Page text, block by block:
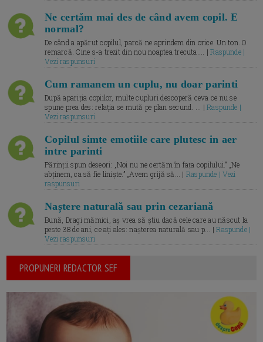
Ne certăm mai des de când avem copil. E
normal?
De când a apărut copilul, parcă ne aprindem din orice. Un ton. O
remarcă. Cine s-a trezit din nou noaptea trecuta.... |Raspunde |
Vezi raspunsuri
Cum ramanem un cuplu, nu doar parinti
După apariția copiilor, multe cupluri descoperă ceva ce nu se
spune prea des: relația se mută pe plan secund. ... |Raspunde |
Vezi raspunsuri
Copilul simte emotiile care plutesc in aer
intre parinti
Părinții spun deseori: „Noi nu ne certăm în fața copilului.” „Ne
abținem, ca să fie liniște.” „Avem grijă să... | Raspunde | Vezi
raspunsuri
Naștere naturală sau prin cezariană
Bună, Dragi mămici, aș vrea să știu dacă cele care au născut la
peste 38 de ani, ce ați ales: nașterea naturală sau p... |Raspunde |
Vezi raspunsuri
PROPUNERI REDACTOR SEF